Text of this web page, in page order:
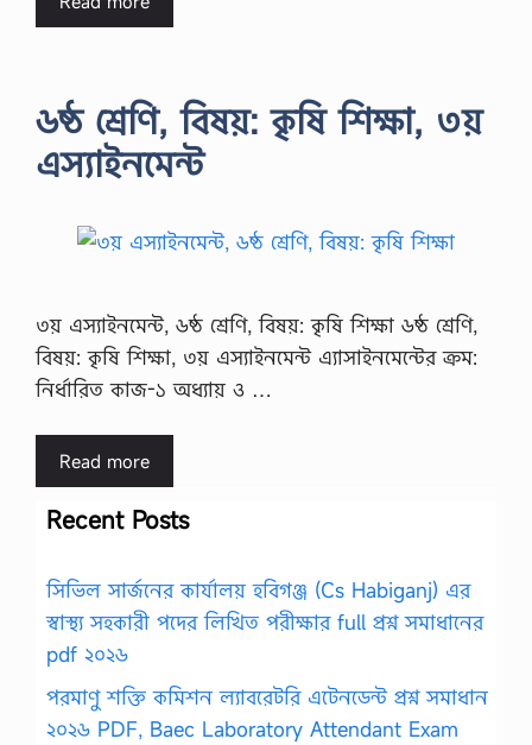
৬ষ্ঠ শ্রেণি, বিষয়: কৃষি শিক্ষা, ৩য়
এস্যাইনমেন্ট
৩য় এস্যাইনমেন্ট, ৬ষ্ঠ শ্রেণি, বিষয়: কৃষি শিক্ষা ৬ষ্ঠ শ্রেণি,
বিষয়: কৃষি শিক্ষা, ৩য় এস্যাইনমেন্ট এ্যাসাইনমেন্টের ক্রম:
নির্ধারিত কাজ-১ অধ্যায় ও …
Read more
Recent Posts
সিভিল সার্জনের কার্যালয় হবিগঞ্জ (Cs Habiganj) এর
স্বাস্থ্য সহকারী পদের লিখিত পরীক্ষার full প্রশ্ন সমাধানের
pdf ২০২৬
পরমাণু শক্তি কমিশন ল্যাবরেটরি এটেনডেন্ট প্রশ্ন সমাধান
২০২৬ PDF, Baec Laboratory Attendant Exam